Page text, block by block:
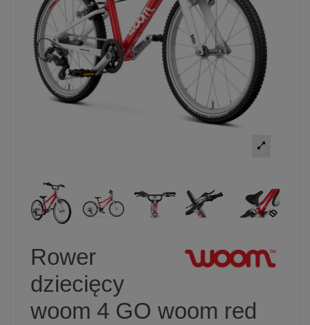
Rower
dziecięcy
woom 4 GO woom red